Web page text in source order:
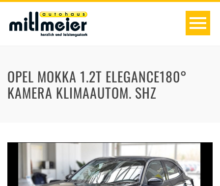
OPEL MOKKA 1.2T ELEGANCE180°
KAMERA KLIMAAUTOM. SHZ